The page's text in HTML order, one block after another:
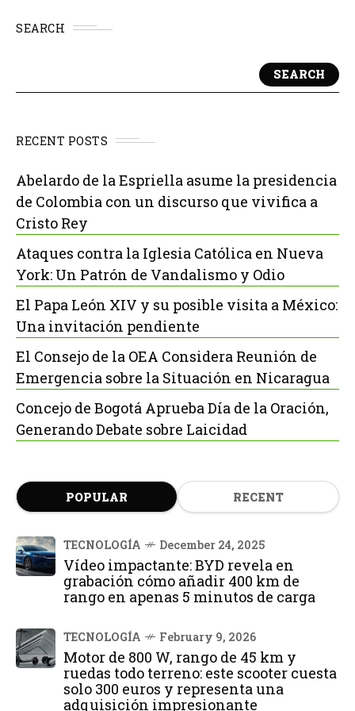
SEARCH
SEARCH
RECENT POSTS
Abelardo de la Espriella asume la presidencia
de Colombia con un discurso que vivifica a
Cristo Rey
Ataques contra la Iglesia Católica en Nueva
York: Un Patrón de Vandalismo y Odio
El Papa León XIV y su posible visita a México:
Una invitación pendiente
El Consejo de la OEA Considera Reunión de
Emergencia sobre la Situación en Nicaragua
Concejo de Bogotá Aprueba Día de la Oración,
Generando Debate sobre Laicidad
POPULAR RECENT
TECNOLOGÍA December 24, 2025
Vídeo impactante: BYD revela en
grabación cómo añadir 400 km de
rango en apenas 5 minutos de carga
TECNOLOGÍA February 9, 2026
Motor de 800 W, rango de 45 km y
ruedas todo terreno: este scooter cuesta
solo 300 euros y representa una
adquisición impresionante